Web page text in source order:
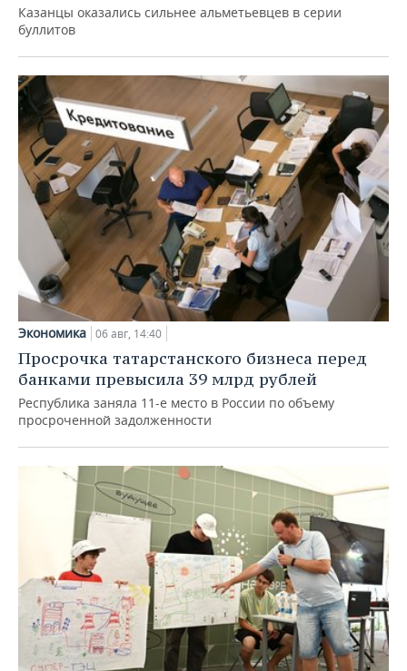
Казанцы оказались сильнее альметьевцев в серии
буллитов
Экономика 06 авг, 14:40
Просрочка татарстанского бизнеса перед
банками превысила 39 млрд рублей
Республика заняла 11-е место в России по объему
просроченной задолженности